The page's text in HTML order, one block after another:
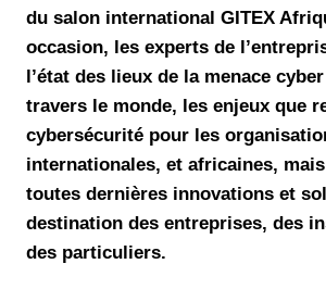
du salon international GITEX
occasion, les experts de
l’état des lieux de la menace
travers le monde, les enjeux que
cybersécurité pour les
internationales, et africaines,
toutes dernières innovations et
destination des entreprises, des
des particuliers.